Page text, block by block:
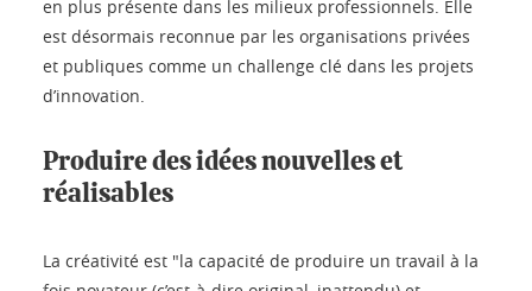
en plus présente dans les milieux professionnels. Elle
est désormais reconnue par les organisations privées
et publiques comme un challenge clé dans les projets
d’innovation.
Produire des idées nouvelles et
réalisables
La créativité est "la capacité de produire un travail à la